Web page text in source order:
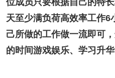
位成员只要根据自己的特
天至少满负荷高效率工作6
己所做的工作做一流即可
的时间游戏娱乐、学习升华